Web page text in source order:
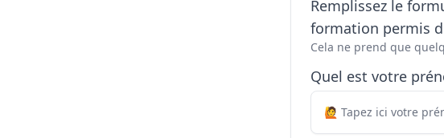
Remplissez le
formation permis
Cela ne prend que
Quel est votre